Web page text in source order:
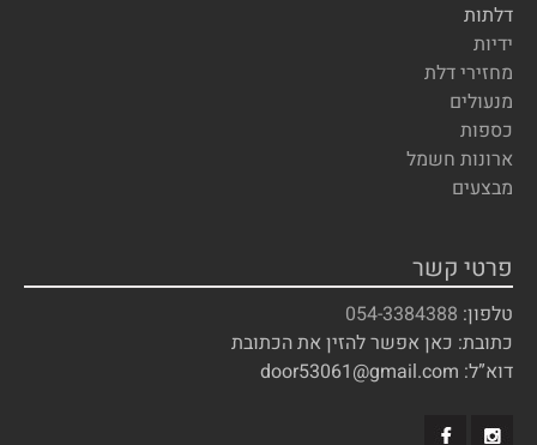
דלתות
ידיות
מחזירי דלת
מנעולים
כספות
ארונות חשמל
מבצעים
פרטי קשר
טלפון: 054-3384388
כתובת: כאן אפשר להזין את הכתובת
דוא”ל: door53061@gmail.com